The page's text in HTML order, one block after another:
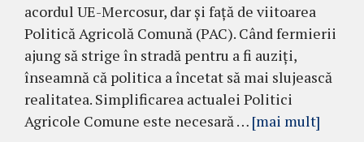
acordul UE-Mercosur, dar și față de viitoarea
Politică Agricolă Comună (PAC). Când fermierii
ajung să strige în stradă pentru a fi auziți,
înseamnă că politica a încetat să mai slujească
realitatea. Simplificarea actualei Politici
Agricole Comune este necesară … [mai mult]